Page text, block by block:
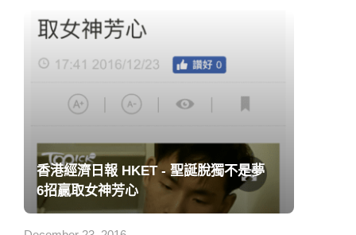
香港經濟日報 HKET - 聖誕脫獨不是夢
6招贏取女神芳心